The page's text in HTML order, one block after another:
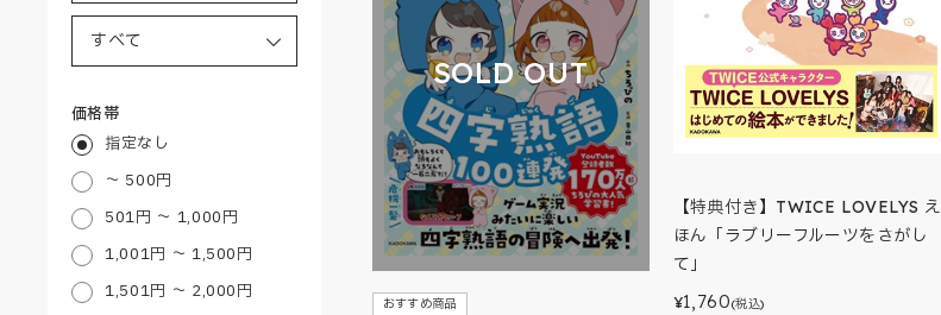
価格帯
指定なし
～ 500円
501円 ～ 1,000円
1,001円 ～ 1,500円
1,501円 ～ 2,000円
SOLD OUT
おすすめ商品
【特典付き】TWICE LOVELYS え
ほん「ラブリーフルーツをさがし
て」
¥1,760(税込)